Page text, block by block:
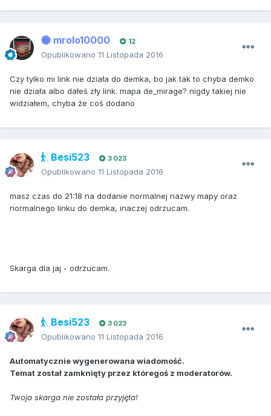
mrolo10000 12
Opublikowano 11 Listopada 2016
Czy tylko mi link nie działa do demka, bo jak tak to chyba demko
nie działa albo dałeś zły link. mapa de_mirage? nigdy takiej nie
widziałem, chyba że coś dodano
Besi523 3 023
Opublikowano 11 Listopada 2016
masz czas do 21:18 na dodanie normalnej nazwy mapy oraz
normalnego linku do demka, inaczej odrzucam.
Skarga dla jaj - odrzucam.
Besi523 3 023
Opublikowano 11 Listopada 2016
Automatycznie wygenerowana wiadomość.
Temat został zamknięty przez któregoś z moderatorów.
Twoja skarga nie została przyjęta!